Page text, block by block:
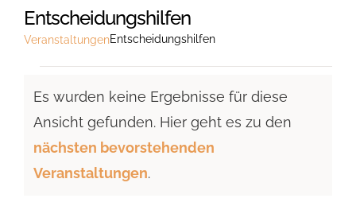
Entscheidungshilfen
VeranstaltungenEntscheidungshilfen
Hinweis
Es wurden keine Ergebnisse für diese
Ansicht gefunden. Hier geht es zu den
nächsten bevorstehenden
Veranstaltungen.